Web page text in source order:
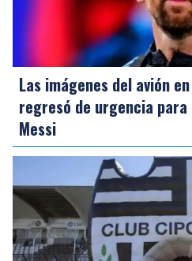
Las imágenes del avión
regresó de urgencia para
Messi